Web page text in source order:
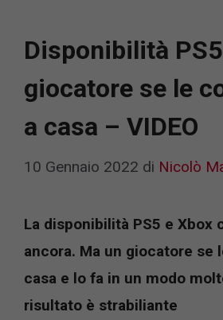
Disponibilità
giocatore se le
a casa – VIDEO
10 Gennaio 2022 di Nicolò
La disponibilità PS5 e Xbox
ancora. Ma un giocatore se
casa e lo fa in un modo
risultato è strabiliante